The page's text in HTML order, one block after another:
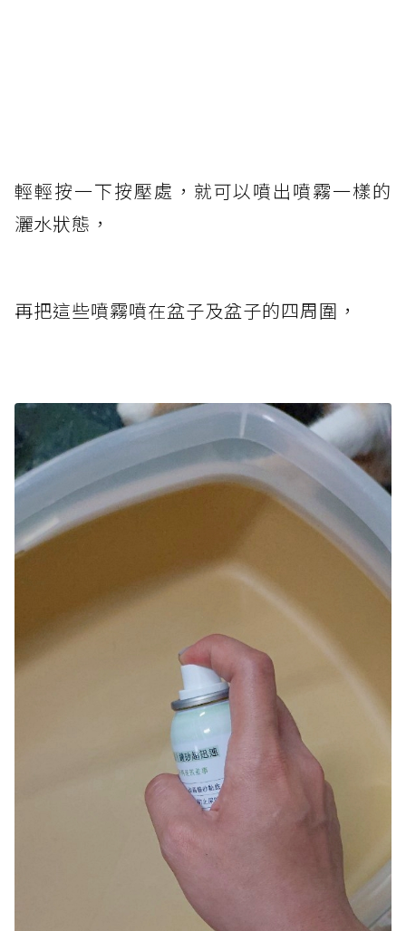
輕輕按一下按壓處，就可以噴出噴霧一樣的
灑水狀態，
再把這些噴霧噴在盆子及盆子的四周圍，